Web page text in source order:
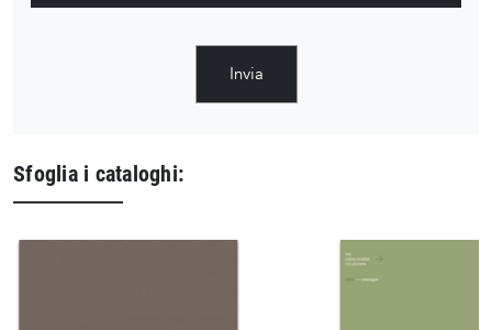
Invia
Sfoglia i cataloghi: